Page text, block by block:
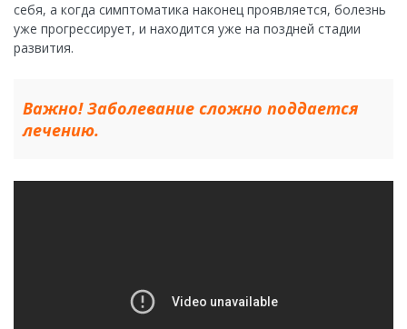
себя, а когда симптоматика наконец проявляется, болезнь
уже прогрессирует, и находится уже на поздней стадии
развития.
Важно! Заболевание сложно поддается
лечению.